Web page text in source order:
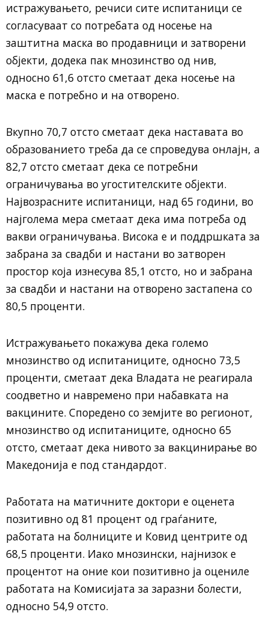
истражувањето, речиси сите испитаници се
согласуваат со потребата од носење на
заштитна маска во продавници и затворени
објекти, додека пак мнозинство од нив,
односно 61,6 отсто сметаат дека носење на
маска е потребно и на отворено.
Вкупно 70,7 отсто сметаат дека наставата во
образованието треба да се спроведува онлајн, а
82,7 отсто сметаат дека се потребни
ограничувања во угостителските објекти.
Највозрасните испитаници, над 65 години, во
најголема мера сметаат дека има потреба од
вакви ограничувања. Висока е и поддршката за
забрана за свадби и настани во затворен
простор која изнесува 85,1 отсто, но и забрана
за свадби и настани на отворено застапена со
80,5 проценти.
Истражувањето покажува дека големо
мнозинство од испитаниците, односно 73,5
проценти, сметаат дека Владата не реагирала
соодветно и навремено при набавката на
вакцините. Споредено со земјите во регионот,
мнозинство од испитаниците, односно 65
отсто, сметаат дека нивото за вакцинирање во
Македонија е под стандардот.
Работата на матичните доктори е оценета
позитивно од 81 процент од граѓаните,
работата на болниците и Ковид центрите од
68,5 проценти. Иако мнозински, најнизок е
процентот на оние кои позитивно ја оцениле
работата на Комисијата за заразни болести,
односно 54,9 отсто.